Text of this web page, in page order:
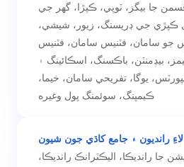
جا بيگز، ٽوپي، ڪپڙا، گھر جي
ڪپڙي جي ڊريسنگ، زيور، شيشي،
جو سامان، فٽنيس سامان، فٽنيس
بيڊمنٽن، باڪسنگ، اسڪائينگ ۽
يوگا، تفريحي سامان، خيما،
ڪيمپنگ، سوئمنگ پول وغيره
لاءِ رانديون ۽ جامع کاڌي جون شيون
جا رانديڪا، اليڪٽرانڪ رانديڪا،